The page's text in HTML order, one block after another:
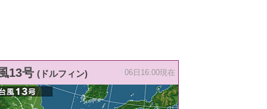
13号 (ドルフィン) 06日16:00現在